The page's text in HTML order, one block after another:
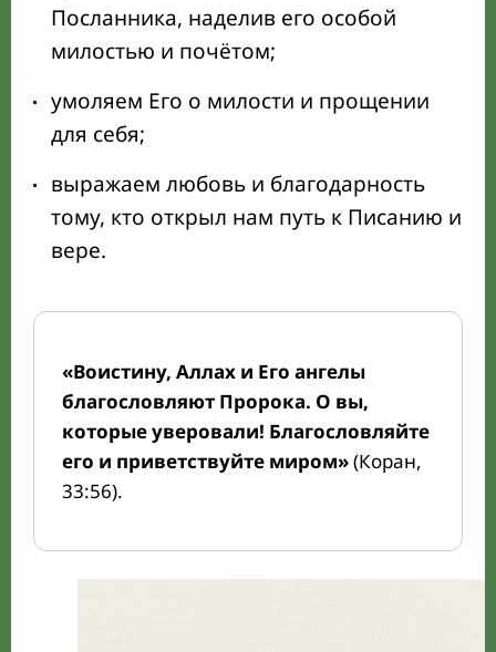
Посланника, наделив его особой
милостью и почётом;
умоляем Его о милости и прощении
для себя;
выражаем любовь и благодарность
тому, кто открыл нам путь к Писанию и
вере.
«Воистину, Аллах и Его ангелы
благословляют Пророка. О вы,
которые уверовали! Благословляйте
его и приветствуйте миром»(Коран,
33:56).